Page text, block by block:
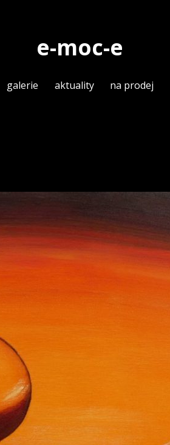
e-moc-e
galerie aktuality na prodej